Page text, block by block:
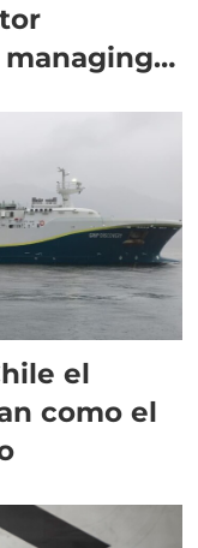
el
como el